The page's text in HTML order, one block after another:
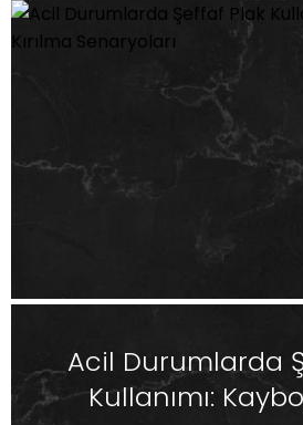
Acil Durumlarda
Kullanımı: